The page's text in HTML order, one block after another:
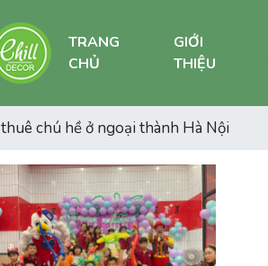
TRANG
CHỦ
GIỚI
THIỆU
thuê chú hề ở ngoại thành Hà Nội